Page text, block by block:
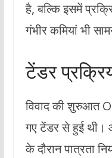
है, बल्कि इसमें
गंभीर कमियां भी
टेंडर
विवाद की शुरुआत
गए टेंडर से हुई थी।
के दौरान पात्रता